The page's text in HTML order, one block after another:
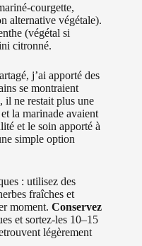
courgette,
alternative végétale).
(végétal si
citronné.
j’ai apporté des
se montraient
il ne restait plus une
la marinade avaient
et le soin apporté à
simple option
: utilisez des
fraîches et
moment. Conservez
et sortez-les 10–15
légèrement